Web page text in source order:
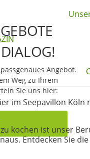
im Seepavillon
kochen ist unser
Entdecken Sie die
Angebot.
Weg zu Ihrem
Sie uns hier: